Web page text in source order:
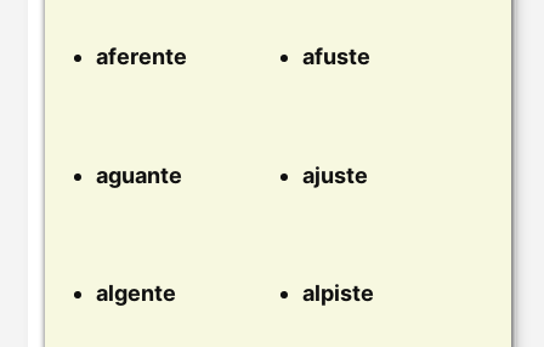
aferente afuste
aguante ajuste
algente alpiste